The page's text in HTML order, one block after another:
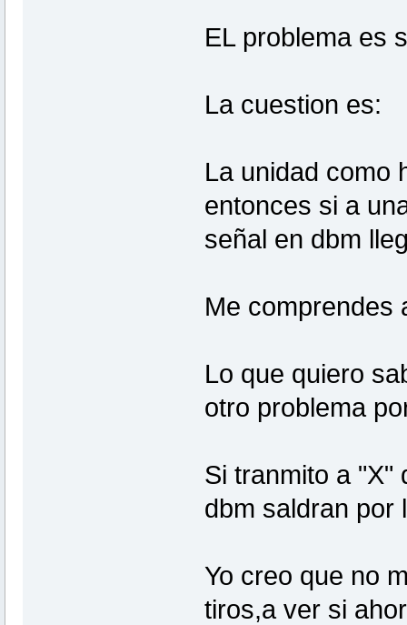
EL problema es
La cuestion es:
La unidad como
entonces si a
señal en dbm
Me comprendes
Lo que quiero
otro problema
Si tranmito a "X"
dbm saldran por
Yo creo que no
tiros,a ver si